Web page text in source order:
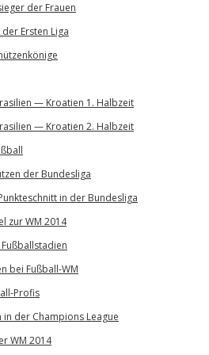
der Frauen
Ersten Liga
— Kroatien 1. Halbzeit
— Kroatien 2. Halbzeit
der Bundesliga
in der Bundesliga
zur WM 2014
bei Fußball-WM
Profis
in der Champions League
WM 2014